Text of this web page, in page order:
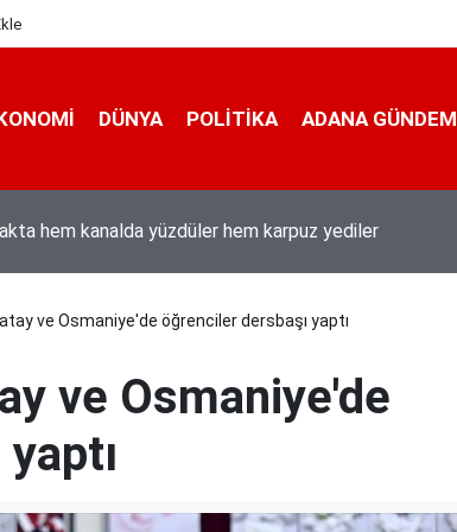
DÜNYA POLİTİKA ADANA GÜNDEM
hem kanalda yüzdüler hem karpuz yediler
ve Osmaniye'de öğrenciler dersbaşı yaptı
ve Osmaniye'de